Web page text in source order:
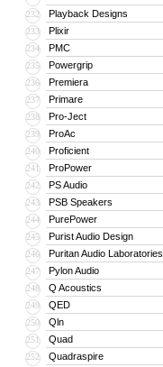
232 Playback Designs
233 Plixir
234 PMC
235 Powergrip
236 Premiera
237 Primare
238 Pro-Ject
239 ProAc
240 Proficient
241 ProPower
242 PS Audio
243 PSB Speakers
244 PurePower
245 Purist Audio Design
246 Puritan Audio Laboratories
247 Pylon Audio
248 Q Acoustics
249 QED
250 Qln
251 Quad
252 Quadraspire